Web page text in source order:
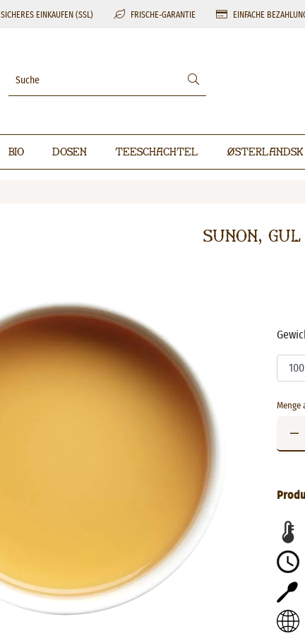
SICHERES EINKAUFEN (SSL) FRISCHE-GARANTIE EINFACHE
BIO Dosen Teeschachtel Østerlandsk
Sunon, Gul
Menge